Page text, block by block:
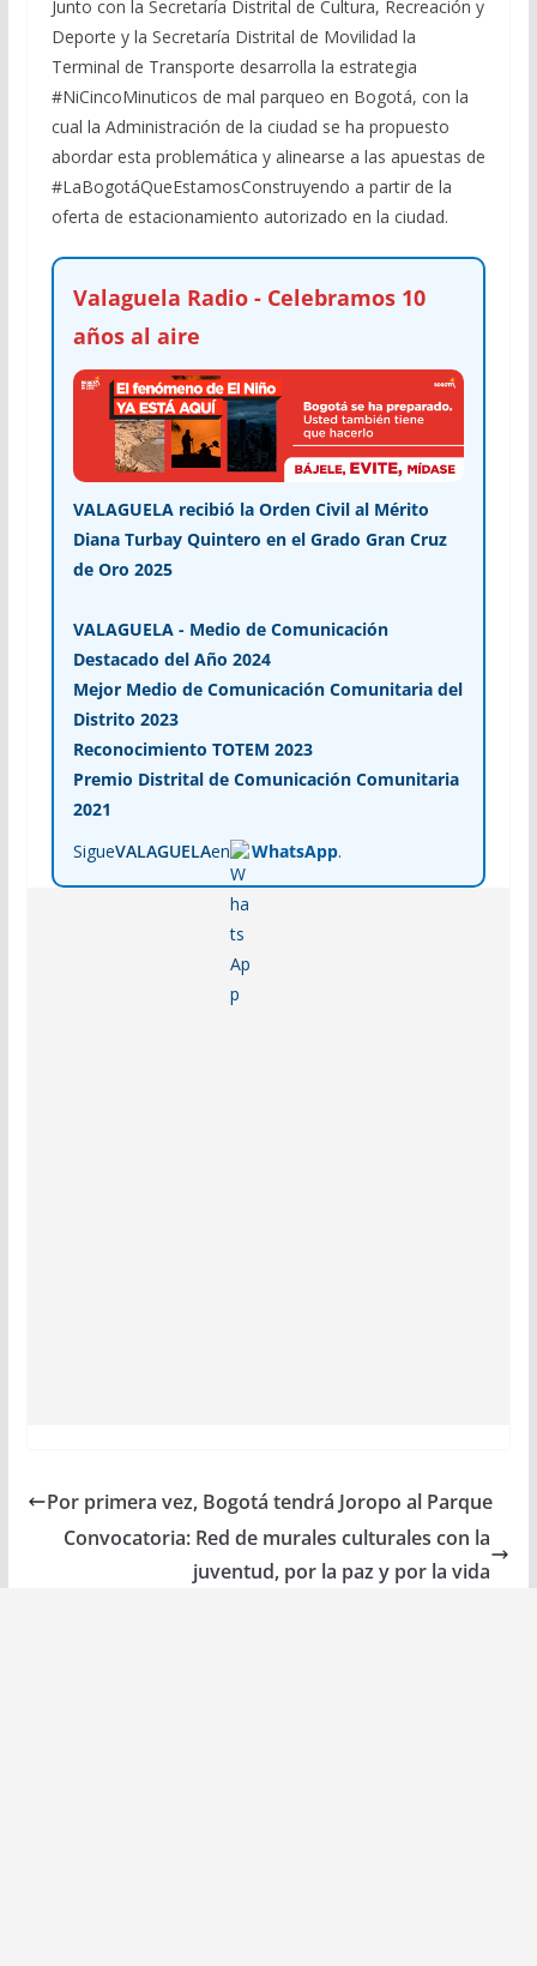
Junto con la Secretaría Distrital de Cultura, Recreación y
Deporte y la Secretaría Distrital de Movilidad la
Terminal de Transporte desarrolla la estrategia
#NiCincoMinuticos de mal parqueo en Bogotá, con la
cual la Administración de la ciudad se ha propuesto
abordar esta problemática y alinearse a las apuestas de
#LaBogotáQueEstamosConstruyendo a partir de la
oferta de estacionamiento autorizado en la ciudad.
Valaguela Radio - Celebramos 10
años al aire
VALAGUELA recibió la Orden Civil al Mérito
Diana Turbay Quintero en el Grado Gran Cruz
de Oro 2025
VALAGUELA - Medio de Comunicación
Destacado del Año 2024
Mejor Medio de Comunicación Comunitaria del
Distrito 2023
Reconocimiento TOTEM 2023
Premio Distrital de Comunicación Comunitaria
2021
SigueVALAGUELAen WhatsApp.
Por primera vez, Bogotá tendrá Joropo al Parque
Convocatoria: Red de murales culturales con la
juventud, por la paz y por la vida